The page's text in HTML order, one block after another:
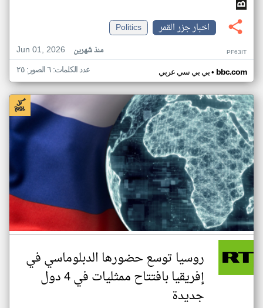
اخبار جزر القمر
Politics
Jun 01, 2026
منذ شهرين PF63IT
بي بي سي عربي• bbc.com عدد الكلمات: ٦ الصور: ٢٥
روسيا توسع حضورها الدبلوماسي في
إفريقيا بافتتاح ممثليات في 4 دول
جديدة